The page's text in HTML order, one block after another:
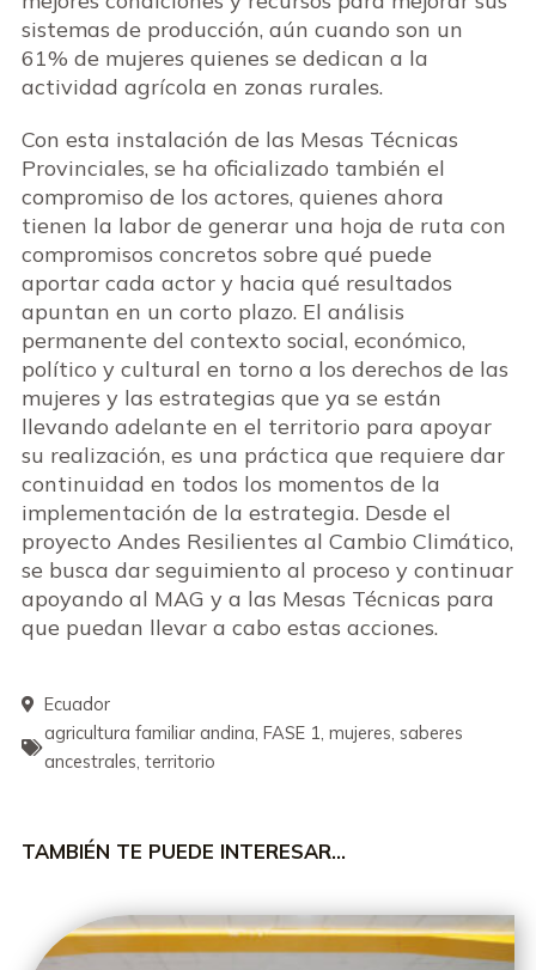
sistemas de producción, aún cuando son un
61% de mujeres quienes se dedican a la
actividad agrícola en zonas rurales.
Con esta instalación de las Mesas Técnicas
Provinciales, se ha oficializado también el
compromiso de los actores, quienes ahora
tienen la labor de generar una hoja de ruta con
compromisos concretos sobre qué puede
aportar cada actor y hacia qué resultados
apuntan en un corto plazo. El análisis
permanente del contexto social, económico,
político y cultural en torno a los derechos de las
mujeres y las estrategias que ya se están
llevando adelante en el territorio para apoyar
su realización, es una práctica que requiere dar
continuidad en todos los momentos de la
implementación de la estrategia. Desde el
proyecto Andes Resilientes al Cambio Climático,
se busca dar seguimiento al proceso y continuar
apoyando al MAG y a las Mesas Técnicas para
que puedan llevar a cabo estas acciones.
Ecuador
agricultura familiar andina, FASE 1, mujeres, saberes
ancestrales, territorio
TAMBIÉN TE PUEDE INTERESAR…